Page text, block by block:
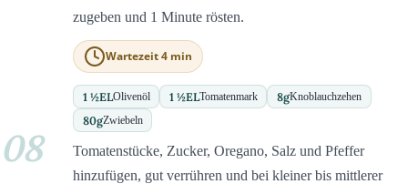
zugeben und 1 Minute rösten.
Wartezeit 4 min
1 ½ELOlivenöl 1 ½ELTomatenmark 8gKnoblauchzehen
80gZwiebeln
08
Tomatenstücke, Zucker, Oregano, Salz und Pfeffer
hinzufügen, gut verrühren und bei kleiner bis mittlerer